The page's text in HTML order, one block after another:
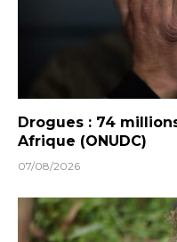
Drogues : 74
Afrique (ONUDC)
07/08/2026